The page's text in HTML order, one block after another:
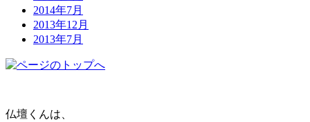
2014年7月
2013年12月
2013年7月
仏壇くんは、